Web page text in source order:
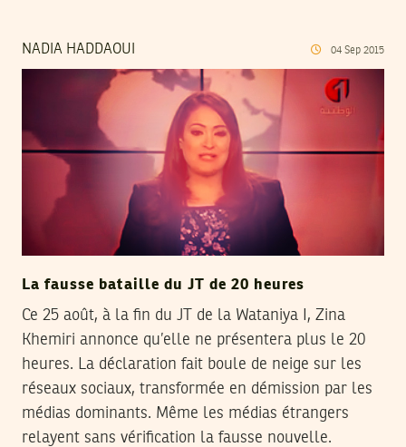
NADIA HADDAOUI 04 Sep 2015
La fausse bataille du JT de 20 heures
Ce 25 août, à la fin du JT de la Wataniya I, Zina
Khemiri annonce qu’elle ne présentera plus le 20
heures. La déclaration fait boule de neige sur les
réseaux sociaux, transformée en démission par les
médias dominants. Même les médias étrangers
relayent sans vérification la fausse nouvelle.